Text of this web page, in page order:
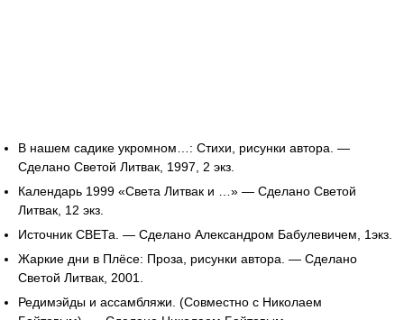
В нашем садике укромном…: Стихи, рисунки автора. —
Сделано Светой Литвак, 1997, 2 экз.
Календарь 1999 «Света Литвак и …» — Сделано Светой
Литвак, 12 экз.
Источник СВЕТа. — Сделано Александром Бабулевичем, 1экз.
Жаркие дни в Плёсе: Проза, рисунки автора. — Сделано
Светой Литвак, 2001.
Редимэйды и ассамбляжи. (Совместно с Николаем